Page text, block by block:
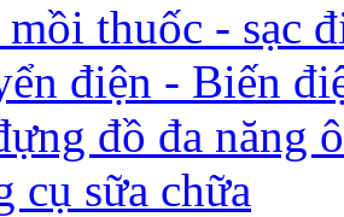
thuốc - sạc
điện - Biến
đồ đa năng
cụ sữa chữa